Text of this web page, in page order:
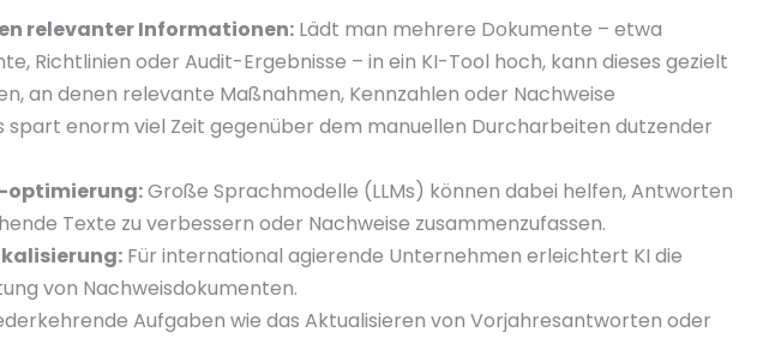
relevanter Informationen: Lädt man mehrere Dokumente – etwa
Richtlinien oder Audit-Ergebnisse – in ein KI-Tool hoch, kann dieses gezielt
an denen relevante Maßnahmen, Kennzahlen oder Nachweise
spart enorm viel Zeit gegenüber dem manuellen Durcharbeiten dutzender
optimierung:Große Sprachmodelle (LLMs) können dabei helfen, Antworten
Texte zu verbessern oder Nachweise zusammenzufassen.
Für international agierende Unternehmen erleichtert KI die
von Nachweisdokumenten.
Aufgaben wie das Aktualisieren von Vorjahresantworten oder